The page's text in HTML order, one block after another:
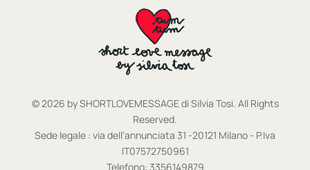
© 2026 by SHORTLOVEMESSAGE di Silvia Tosi. All Rights
Reserved.
Sede legale : via dell'annunciata 31 -20121 Milano - P.Iva
IT07572750961
Telefono: 3356149879